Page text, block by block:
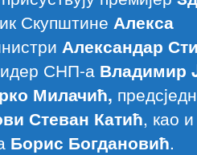
Скупштине Алекса
Александар
СНП-а Владимир
Милачић,
Стеван Катић, као
Борис Богдановић.